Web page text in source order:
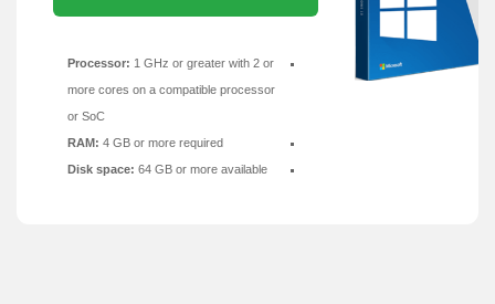
Processor: 1 GHz or greater with 2 or
more cores on a compatible processor
or SoC
RAM: 4 GB or more required
Disk space: 64 GB or more available